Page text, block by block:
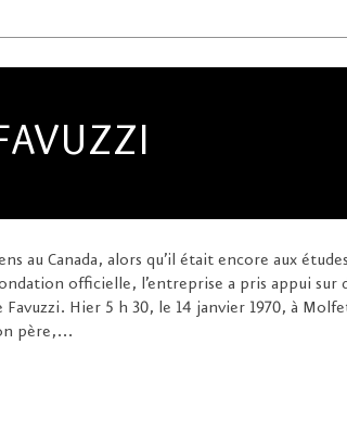
au Canada, alors qu’il était encore aux
officielle, l’entreprise a pris appui sur
Hier 5 h 30, le 14 janvier 1970, à
père,...